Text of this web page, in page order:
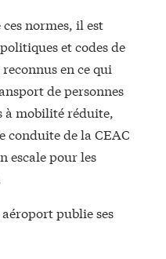
normes, il est
et codes de
en ce qui
de personnes
à mobilité réduite,
conduite de la CEAC
escale pour les
publie ses